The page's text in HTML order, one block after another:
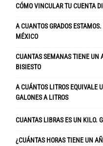
CÓMO VINCULAR TU CUENTA
A CUANTOS GRADOS
MÉXICO
CUANTAS SEMANAS TIENE UN
BISIESTO
A CUÁNTOS LITROS EQUIVALE
GALONES A LITROS
CUANTAS LIBRAS ES UN KILO.
¿CUÁNTAS HORAS TIENE UN